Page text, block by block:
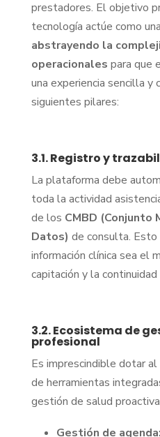
prestadores. El objetivo
tecnología actúe como
abstrayendo la
operacionales para que
una experiencia sencilla y
siguientes pilares:
3.1. Registro y
La plataforma debe
toda la actividad
de los CMBD (Conjunto
Datos) de consulta. Esto
información clínica sea el
capitación y la
3.2. Ecosistema de
profesional
Es imprescindible dotar
de herramientas
gestión de salud
Gestión de agenda: